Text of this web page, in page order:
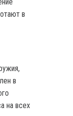
в
в
на всех